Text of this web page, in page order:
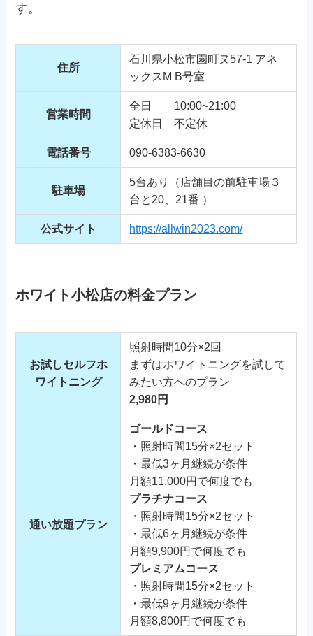
す。
住所
石川県小松市園町ヌ57-1 アネ
ックスM B号室
営業時間
全日 10:00~21:00
定休日 不定休
電話番号 090-6383-6630
駐車場
5台あり（店舗目の前駐車場３
台と20、21番 ）
公式サイト https://allwin2023.com/
ホワイト小松店の料金プラン
お試しセルフホ
ワイトニング
照射時間10分×2回
まずはホワイトニングを試して
みたい方へのプラン
2,980円
通い放題プラン
ゴールドコース
・照射時間15分×2セット
・最低3ヶ月継続が条件
月額11,000円で何度でも
プラチナコース
・照射時間15分×2セット
・最低6ヶ月継続が条件
月額9,900円で何度でも
プレミアムコース
・照射時間15分×2セット
・最低9ヶ月継続が条件
月額8,800円で何度でも